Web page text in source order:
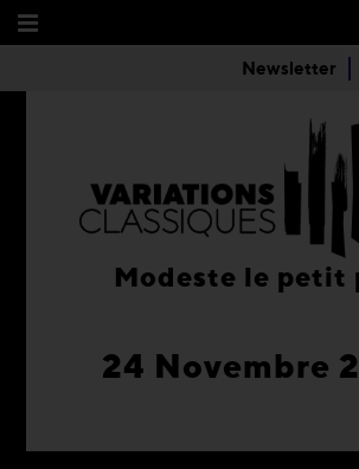
24 Novembre
Modeste le petit
Newsletter